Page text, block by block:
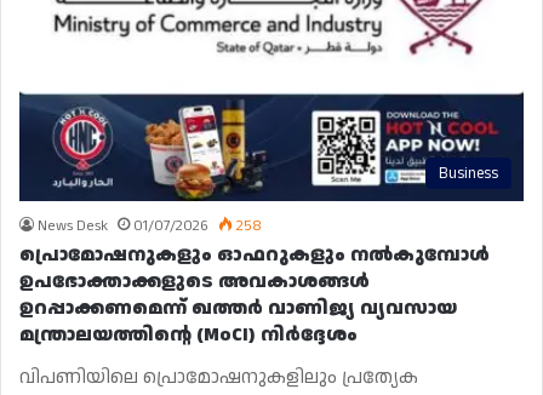
Business
News Desk 01/07/2026 258
പ്രൊമോഷനുകളും ഓഫറുകളും നൽകുമ്പോൾ
ഉപഭോക്താക്കളുടെ അവകാശങ്ങൾ
ഉറപ്പാക്കണമെന്ന് ഖത്തർ വാണിജ്യ വ്യവസായ
മന്ത്രാലയത്തിന്റെ (MoCI) നിർദ്ദേശം
വിപണിയിലെ പ്രൊമോഷനുകളിലും പ്രത്യേക